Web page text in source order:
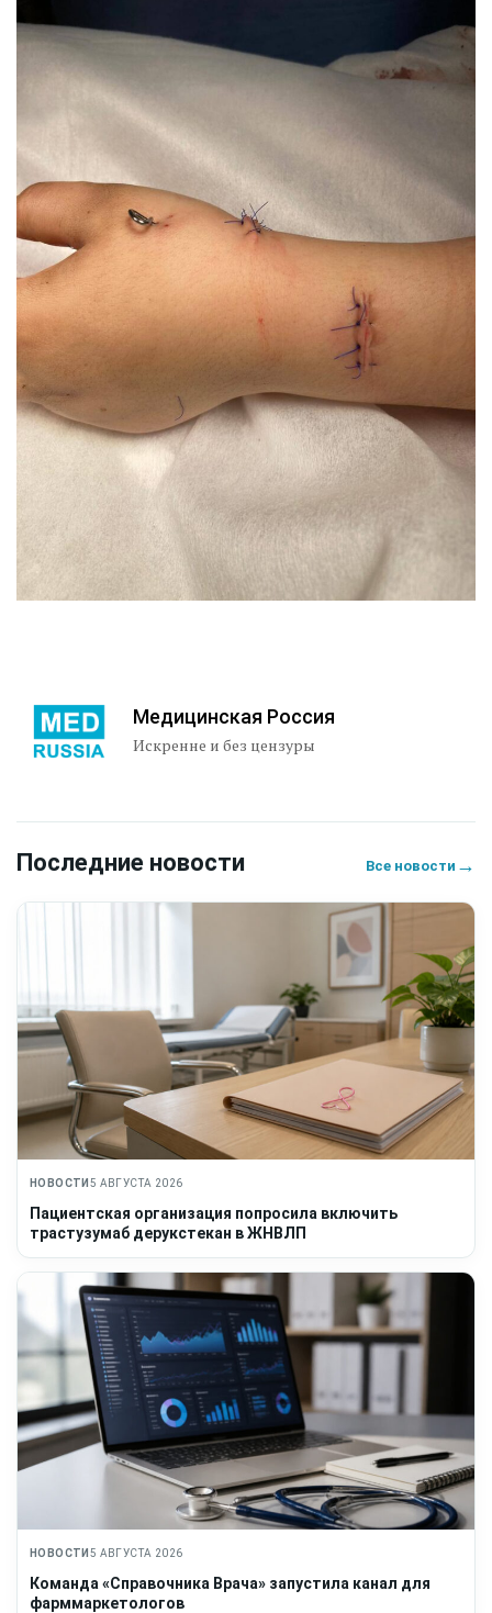
Медицинская Россия
Искренне и без цензуры
Последние новости Все новости →
НОВОСТИ 5 АВГУСТА 2026
Пациентская организация попросила включить
трастузумаб дерукстекан в ЖНВЛП
НОВОСТИ 5 АВГУСТА 2026
Команда «Справочника Врача» запустила канал для
фарммаркетологов